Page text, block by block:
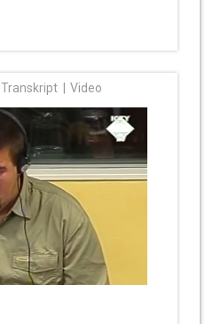
Transkript Video